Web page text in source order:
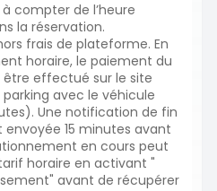
compter de l’heure
la réservation.
frais de plateforme. En
horaire, le paiement du
effectué sur le site
avec le véhicule
Une notification de fin
15 minutes avant
en cours peut
horaire en activant "
avant de récupérer